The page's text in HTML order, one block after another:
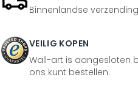
Binnenlandse
VEILIG KOPEN
Wall-art is aangesloten
ons kunt bestellen.